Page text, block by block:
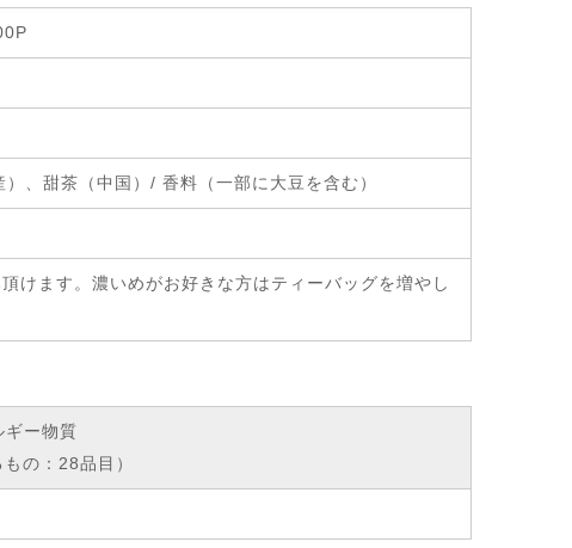
、甜茶（中国）/ 香料（一部に大豆を含む）
けます。濃いめがお好きな方はティーバッグを増やし
ギー物質
の：28品目）